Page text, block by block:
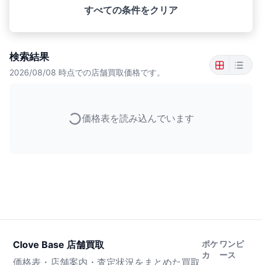
すべての条件をクリア
検索結果
2026/08/08 時点での店舗買取価格です。
価格表を読み込んでいます
Clove Base 店舗買取
価格表・店舗案内・査定状況をまとめた買取
ポケ
カ
ワンピ
ース